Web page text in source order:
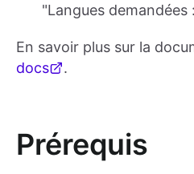
"Langues demandées :
En savoir plus sur la
docs
.
Prérequis